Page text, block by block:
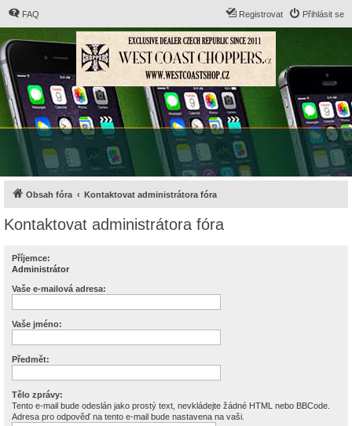
FAQ Přihlásit se
Registrovat
Obsah fóra Kontaktovat administrátora fóra
Kontaktovat administrátora fóra
Příjemce:
Administrátor
Vaše e-mailová adresa:
Vaše jméno:
Předmět:
Tělo zprávy:
Tento e-mail bude odeslán jako prostý text, nevkládejte žádné HTML nebo BBCode.
Adresa pro odpověď na tento e-mail bude nastavena na vaši.